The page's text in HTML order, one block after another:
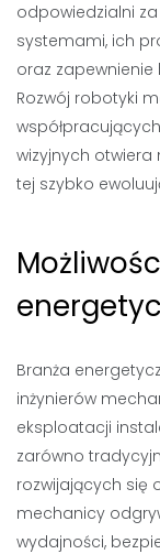
odpowiedzialni
systemami, ich
oraz
Rozwój robotyki
wizyjnych otwiera
tej szybko
Branża
inżynierów
eksploatacji
zarówno
rozwijających się
mechanicy
wydajności,